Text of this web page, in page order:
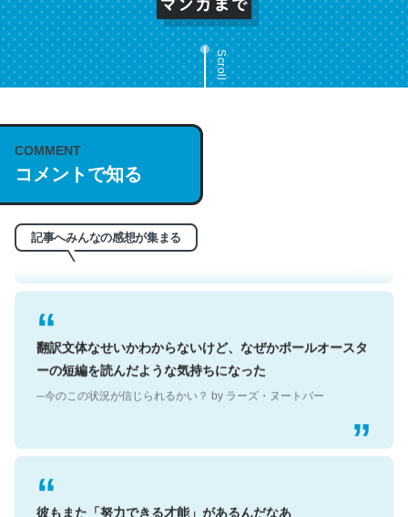
Scroll
COMMENT
コメントで知る
記事へみんなの感想が集まる
これは名文。彼はとてもクレバーなんだろうなと凄く思
う。英語少しでも読める人は原文もお勧め。自分はこの流
れ好き。Let’s Fucking Go. Then Covid hit. Shit.
─今のこの状況が信じられるかい？ by ラーズ・ヌートバー
翻訳文体なせいかわからないけど、なぜかポールオースタ
ーの短編を読んだような気持ちになった
─今のこの状況が信じられるかい？ by ラーズ・ヌートバー
彼もまた「努力できる才能」があるんだなあ